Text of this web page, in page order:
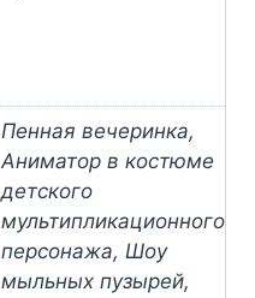
Пенная вечеринка,
Аниматор в костюме
детского
мультипликационного
персонажа, Шоу
мыльных пузырей,